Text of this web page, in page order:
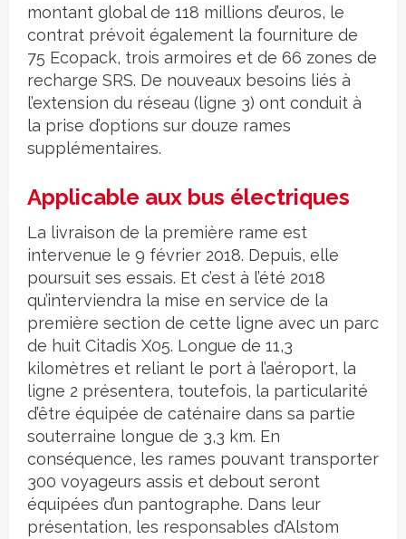
montant global de 118 millions d’euros, le
contrat prévoit également la fourniture de
75 Ecopack, trois armoires et de 66 zones de
recharge SRS. De nouveaux besoins liés à
l’extension du réseau (ligne 3) ont conduit à
la prise d’options sur douze rames
supplémentaires.
Applicable aux bus électriques
La livraison de la première rame est
intervenue le 9 février 2018. Depuis, elle
poursuit ses essais. Et c’est à l’été 2018
qu’interviendra la mise en service de la
première section de cette ligne avec un parc
de huit Citadis X05. Longue de 11,3
kilomètres et reliant le port à l’aéroport, la
ligne 2 présentera, toutefois, la particularité
d’être équipée de caténaire dans sa partie
souterraine longue de 3,3 km. En
conséquence, les rames pouvant transporter
300 voyageurs assis et debout seront
équipées d’un pantographe. Dans leur
présentation, les responsables d’Alstom